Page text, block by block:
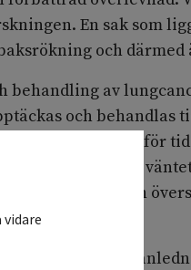
En sak som
och därmed
behandling av
och behandlas
en viktig faktor för
skillnaderna i
Det behövs en
vad som är